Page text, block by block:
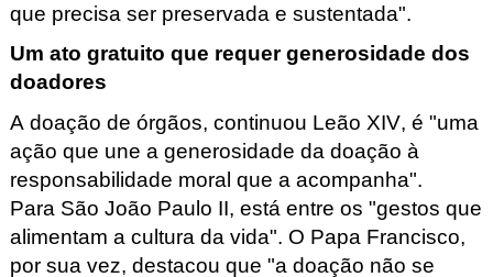
que precisa ser preservada e sustentada".
Um ato gratuito que requer generosidade dos
doadores
A doação de órgãos, continuou Leão XIV, é "uma
ação que une a generosidade da doação à
responsabilidade moral que a acompanha".
Para São João Paulo II, está entre os "gestos que
alimentam a cultura da vida". O Papa Francisco,
por sua vez, destacou que "a doação não se